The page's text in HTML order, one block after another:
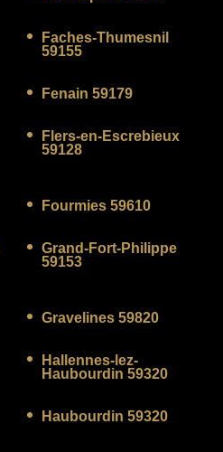
Faches-Thumesnil
59155
Fenain 59179
Flers-en-Escrebieux
59128
Fourmies 59610
Grand-Fort-Philippe
59153
Gravelines 59820
Hallennes-lez-
Haubourdin 59320
Haubourdin 59320